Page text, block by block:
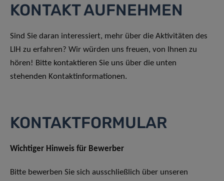
KONTAKT AUFNEHMEN
Sind Sie daran interessiert, mehr über die Aktivitäten des
LIH zu erfahren? Wir würden uns freuen, von Ihnen zu
hören! Bitte kontaktieren Sie uns über die unten
stehenden Kontaktinformationen.
KONTAKTFORMULAR
Wichtiger Hinweis für Bewerber
Bitte bewerben Sie sich ausschließlich über unseren